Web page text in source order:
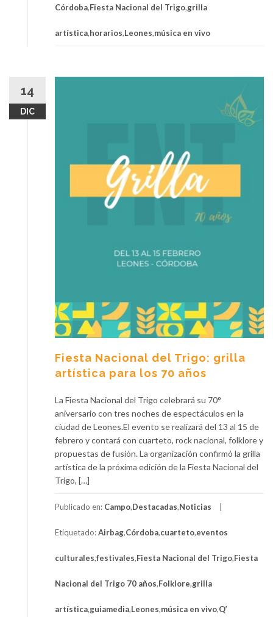
Córdoba,Fiesta Nacional del Trigo,grilla
artística,horarios,Leones,música en vivo
14
DIC
Fiesta Nacional del Trigo: grilla
artística para los 70 años
La Fiesta Nacional del Trigo celebrará su 70°
aniversario con tres noches de espectáculos en la
ciudad de Leones.El evento se realizará del 13 al 15 de
febrero y contará con cuarteto, rock nacional, folklore y
propuestas de fusión. La organización confirmó la grilla
artística de la próxima edición de la Fiesta Nacional del
Trigo, […]
Publicado en: Campo,Destacadas,Noticias
Etiquetado:Airbag,Córdoba,cuarteto,eventos
culturales,festivales,Fiesta Nacional del Trigo,Fiesta
Nacional del Trigo 70 años,Folklore,grilla
artística,guiamedia,Leones,música en vivo,Q’